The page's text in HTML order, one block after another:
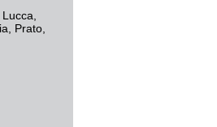
Lucca
Prato